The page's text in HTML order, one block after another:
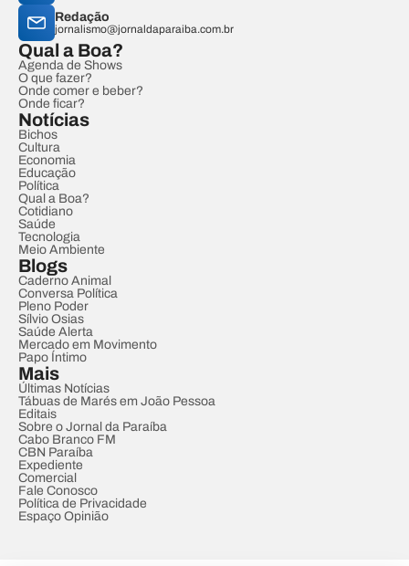
Redação
jornalismo@jornaldaparaiba.com.br
Qual a Boa?
Agenda de Shows
O que fazer?
Onde comer e beber?
Onde ficar?
Notícias
Bichos
Cultura
Economia
Educação
Política
Qual a Boa?
Cotidiano
Saúde
Tecnologia
Meio Ambiente
Blogs
Caderno Animal
Conversa Política
Pleno Poder
Sílvio Osias
Saúde Alerta
Mercado em Movimento
Papo Íntimo
Mais
Últimas Notícias
Tábuas de Marés em João Pessoa
Editais
Sobre o Jornal da Paraíba
Cabo Branco FM
CBN Paraíba
Expediente
Comercial
Fale Conosco
Política de Privacidade
Espaço Opinião